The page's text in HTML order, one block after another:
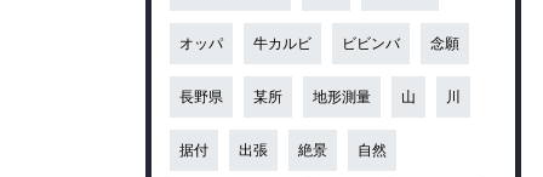
オッパ 牛カルビ ビビンバ 念願
長野県 某所 地形測量 山 川
据付 出張 絶景 自然